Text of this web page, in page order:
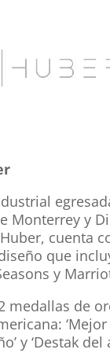
Monterrey y
cuenta
que
y
medallas de
y ‘Destak del